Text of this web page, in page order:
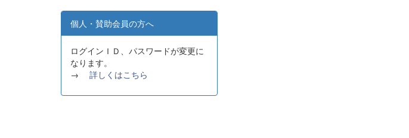
個人・賛助会員の方へ
ログインＩＤ、パスワードが変更に
なります。
→ 詳しくはこちら